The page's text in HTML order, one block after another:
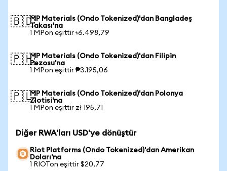
🇧🇩MP Materials (Ondo Tokenized)'dan Bangladeş
Takası'na
1 MPon eşittir ৳6.498,79
🇵🇭MP Materials (Ondo Tokenized)'dan Filipin
Pezosu'na
1 MPon eşittir ₱3.195,06
🇵🇱MP Materials (Ondo Tokenized)'dan Polonya
Zlotisi'na
1 MPon eşittir zł 195,71
Diğer RWA'ları USD'ye dönüştür
Riot Platforms (Ondo Tokenized)'dan Amerikan
Doları'na
1 RIOTon eşittir $20,77